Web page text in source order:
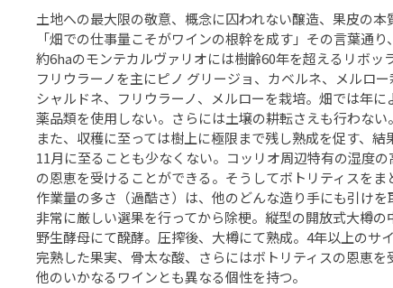
土地への最大限の敬意、概念に囚われない醸造、果皮の
「畑での仕事量こそがワインの根幹を成す」その言葉通
約6haのモンテカルヴァリオには樹齢60年を超えるリボッ
フリウラーノを主にピノ グリージョ、カベルネ、メルロ
シャルドネ、フリウラーノ、メルローを栽培。畑では年
薬品類を使用しない。さらには土壌の耕転さえも行わな
また、収穫に至っては樹上に極限まで残し熟成を促す、
11月に至ることも少なくない。コッリオ周辺特有の湿度
の恩恵を受けることができる。そうしてボトリティスを
作業量の多さ（過酷さ）は、他のどんな造り手にも引けを
非常に厳しい選果を行ってから除梗。縦型の開放式大樽の
野生酵母にて醗酵。圧搾後、大樽にて熟成。4年以上のサ
完熟した果実、骨太な酸、さらにはボトリティスの恩恵
他のいかなるワインとも異なる個性を持つ。